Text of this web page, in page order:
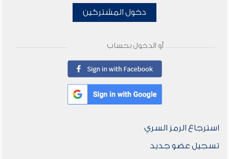
دخول المشتركين
أو الدخول بحساب
استرجاع الرمز السري
تسجيل عضو جديد